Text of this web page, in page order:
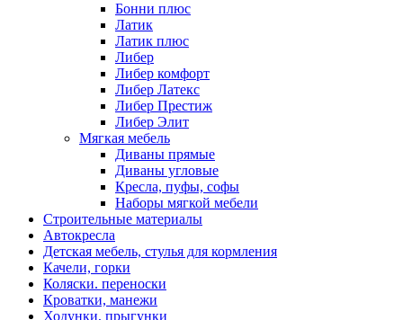
Бонни плюс
Латик
Латик плюс
Либер
Либер комфорт
Либер Латекс
Либер Престиж
Либер Элит
Мягкая мебель
Диваны прямые
Диваны угловые
Кресла, пуфы, софы
Наборы мягкой мебели
Строительные материалы
Автокресла
Детская мебель, стулья для кормления
Качели, горки
Коляски. переноски
Кроватки, манежи
Ходунки, прыгунки